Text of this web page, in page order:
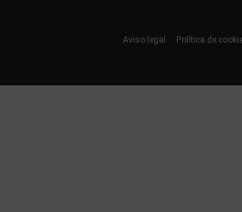
Aviso legal Política de